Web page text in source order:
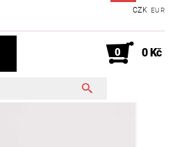
CZK EUR
0 0 Kč